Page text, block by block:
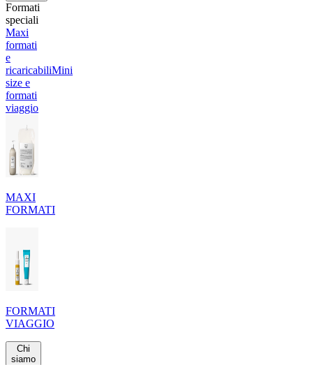
Formati
speciali
Maxi
formati
e
ricaricabiliMini
size e
formati
viaggio
MAXI
FORMATI
FORMATI
VIAGGIO
Chi
siamo